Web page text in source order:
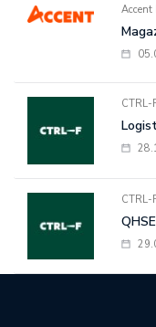
Accent
CTRL-
CTRL-